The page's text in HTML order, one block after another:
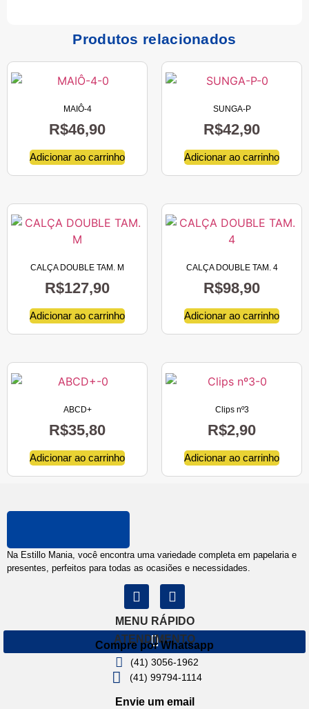
Produtos relacionados
MAIÔ-4
R$46,90
Adicionar ao carrinho
SUNGA-P
R$42,90
Adicionar ao carrinho
CALÇA DOUBLE TAM. M
R$127,90
Adicionar ao carrinho
CALÇA DOUBLE TAM. 4
R$98,90
Adicionar ao carrinho
ABCD+
R$35,80
Adicionar ao carrinho
Clips nº3
R$2,90
Adicionar ao carrinho
Na Estillo Mania, você encontra uma variedade completa em papelaria e
presentes, perfeitos para todas as ocasiões e necessidades.
MENU RÁPIDO
ATENDIMENTO
Compre por Whatsapp
(41) 3056-1962
(41) 99794-1114
Envie um email